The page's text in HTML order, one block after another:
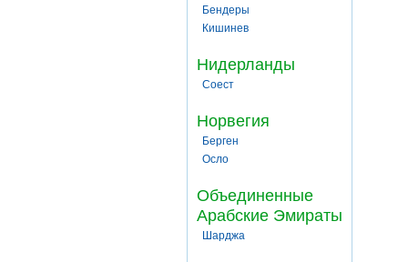
Бендеры
Кишинев
Нидерланды
Соест
Норвегия
Берген
Осло
Объединенные
Арабские Эмираты
Шарджа